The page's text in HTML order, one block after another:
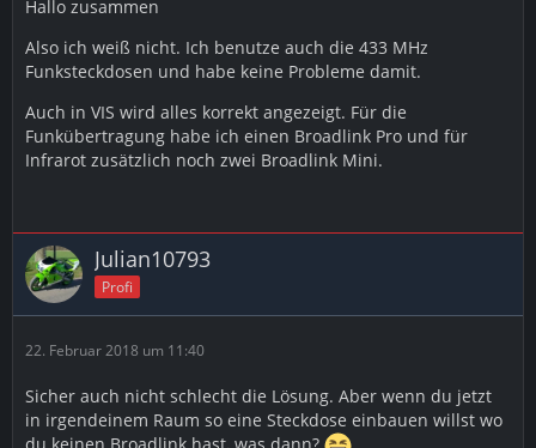
Hallo zusammen
Also ich weiß nicht. Ich benutze auch die 433 MHz
Funksteckdosen und habe keine Probleme damit.
Auch in VIS wird alles korrekt angezeigt. Für die
Funkübertragung habe ich einen Broadlink Pro und für
Infrarot zusätzlich noch zwei Broadlink Mini.
Julian10793
Profi
22. Februar 2018 um 11:40
Sicher auch nicht schlecht die Lösung. Aber wenn du jetzt
in irgendeinem Raum so eine Steckdose einbauen willst wo